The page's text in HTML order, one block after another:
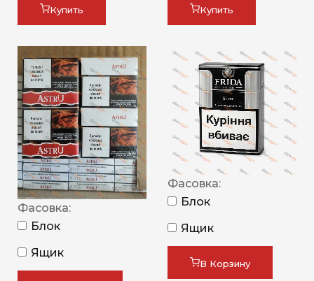
Купить Купить
Фасовка:
Блок
Ящик
Фасовка:
Блок
Ящик
В Корзину